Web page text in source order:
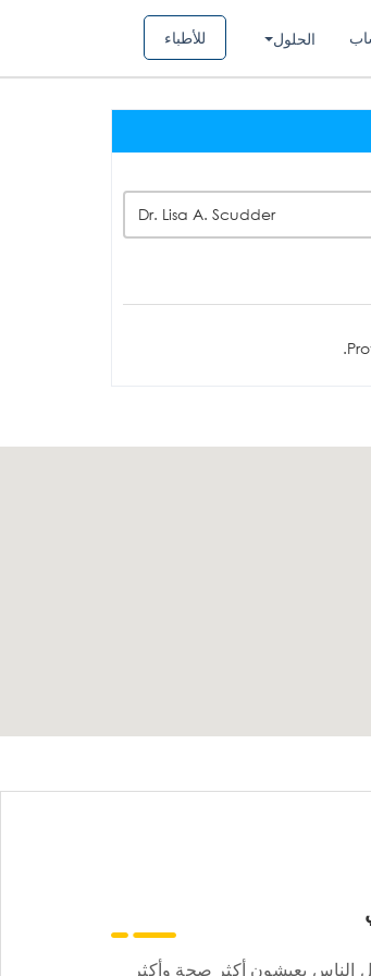
للأطباء الحلول
Dr. Lisa A. Scudder
يعيشون أكثر صحة وأكثر